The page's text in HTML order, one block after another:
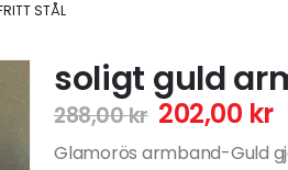
STÅL
soligt guld
288,00kr 202,00 kr
Glamorös armband-Guld